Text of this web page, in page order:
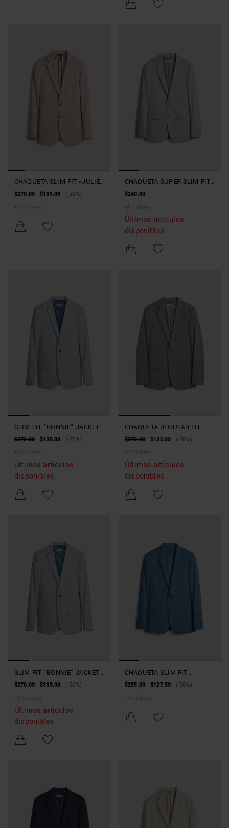
CHAQUETA SLIM FIT «JULIE»
DE VISCOSA ELÁSTICA SLUB
$270.00 $135.00
(-50%)
+ 2 Colores
CHAQUETA SUPER SLIM FIT
«ASHE» DE MEZCLA DE
$240.00
+ 5 Colores
Últimos artículos
disponibles
SLIM FIT "BONNIE" JACKET
IN STRETCH SLUB VISCOSE
$270.00 $135.00
(-50%)
+ 2 Colores
Últimos artículos
disponibles
CHAQUETA REGULAR FIT
«LUIS» DE SARGA DE
$270.00 $135.00
(-50%)
+ 3 Colores
Últimos artículos
disponibles
SLIM FIT "BONNIE" JACKET
IN STRETCH SLUB VISCOSE
$270.00 $135.00
(-50%)
+ 2 Colores
Últimos artículos
disponibles
CHAQUETA SLIM FIT
«BONNIE» DE MEZCLA DE
$255.00 $127.50
(-50%)
+
Colores